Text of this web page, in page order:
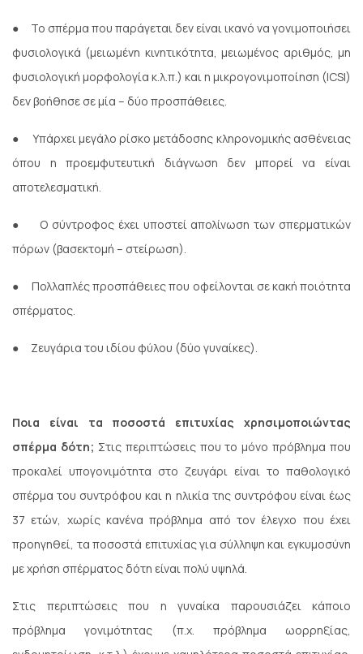
● Το σπέρμα που παράγεται δεν είναι ικανό να γονιμοποιήσει
φυσιολογικά (μειωμένη κινητικότητα, μειωμένος αριθμός, μη
φυσιολογική μορφολογία κ.λ.π.) και η μικρογονιμοποίηση (ICSI)
δεν βοήθησε σε μία – δύο προσπάθειες.
● Υπάρχει μεγάλο ρίσκο μετάδοσης κληρονομικής ασθένειας
όπου η προεμφυτευτική διάγνωση δεν μπορεί να είναι
αποτελεσματική.
● Ο σύντροφος έχει υποστεί απολίνωση των σπερματικών
πόρων (βασεκτομή – στείρωση).
● Πολλαπλές προσπάθειες που οφείλονται σε κακή ποιότητα
σπέρματος.
● Ζευγάρια του ιδίου φύλου (δύο γυναίκες).
Ποια είναι τα ποσοστά επιτυχίας χρησιμοποιώντας
σπέρμα δότη; Στις περιπτώσεις που το μόνο πρόβλημα που
προκαλεί υπογονιμότητα στο ζευγάρι είναι το παθολογικό
σπέρμα του συντρόφου και η ηλικία της συντρόφου είναι έως
37 ετών, χωρίς κανένα πρόβλημα από τον έλεγχο που έχει
προηγηθεί, τα ποσοστά επιτυχίας για σύλληψη και εγκυμοσύνη
με χρήση σπέρματος δότη είναι πολύ υψηλά.
Στις περιπτώσεις που η γυναίκα παρουσιάζει κάποιο
πρόβλημα γονιμότητας (π.χ. πρόβλημα ωορρηξίας,